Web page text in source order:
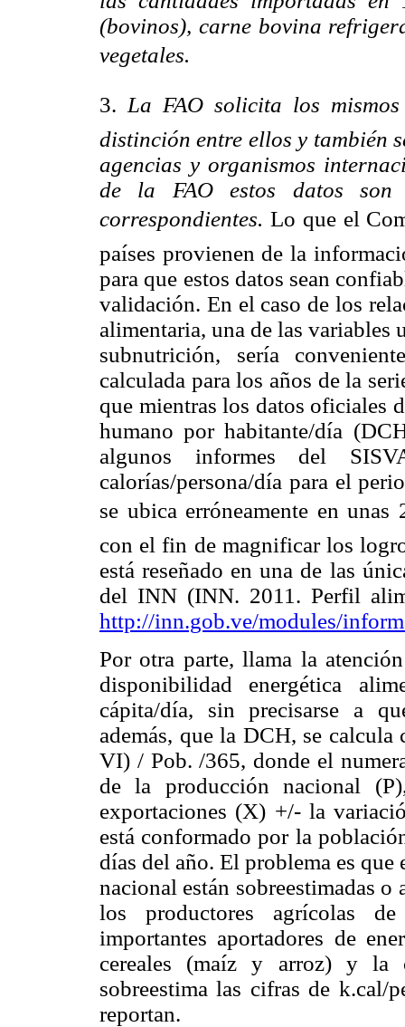
(bovinos), carne bovina
vegetales.
3. La FAO solicita los
distinción entre ellos y también
agencias y organismos
de la FAO estos datos
correspondientes. Lo que el
países provienen de la
para que estos datos sean
validación. En el caso de los
alimentaria, una de las variables
subnutrición, sería
calculada para los años de la
que mientras los datos oficiales
humano por habitante/día
algunos informes del
calorías/persona/día para el
se ubica erróneamente en unas
con el fin de magnificar los
está reseñado en una de las
del INN (INN. 2011. Perfil
http://inn.gob.ve/modules/
Por otra parte, llama la
disponibilidad energética
cápita/día, sin precisarse a
además, que la DCH, se
VI) / Pob. /365, donde el
de la producción nacional
exportaciones (X) +/- la
está conformado por la
días del año. El problema es
nacional están sobreestimadas
los productores agrícolas
importantes aportadores de
cereales (maíz y arroz) y la
sobreestima las cifras de k.cal/
reportan.